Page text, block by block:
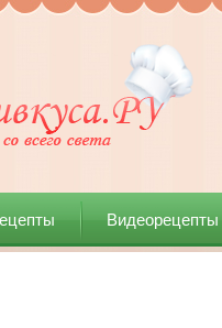
Видеорецепты